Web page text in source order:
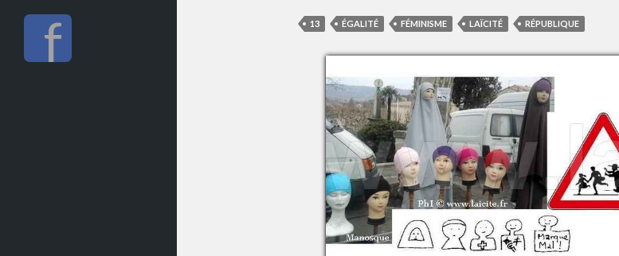
13 ÉGALITÉ FÉMINISME LAÏCITÉ RÉPUBLIQUE
f